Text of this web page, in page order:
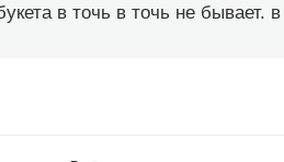
в точь в точь не бывает.